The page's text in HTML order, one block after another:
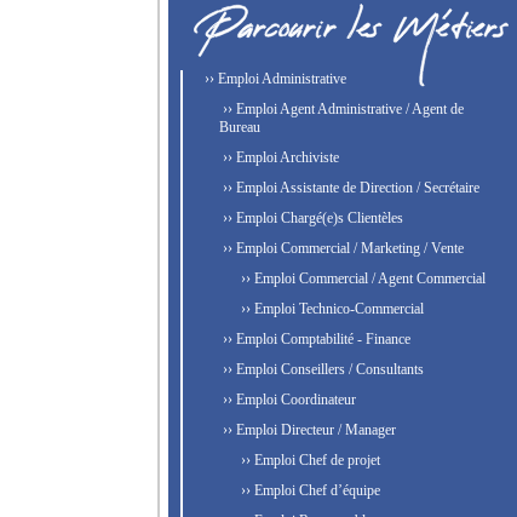
›› Emploi Administrative
›› Emploi Agent Administrative / Agent de
Bureau
›› Emploi Archiviste
›› Emploi Assistante de Direction / Secrétaire
›› Emploi Chargé(e)s Clientèles
›› Emploi Commercial / Marketing / Vente
›› Emploi Commercial / Agent Commercial
›› Emploi Technico-Commercial
›› Emploi Comptabilité - Finance
›› Emploi Conseillers / Consultants
›› Emploi Coordinateur
›› Emploi Directeur / Manager
›› Emploi Chef de projet
›› Emploi Chef d’équipe